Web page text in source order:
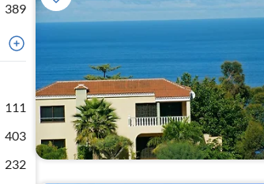
389
111
403
232